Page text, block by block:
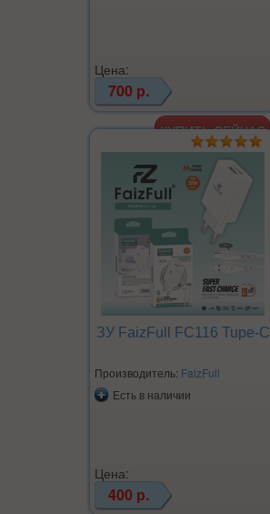
Цена:
700 р.
ЗУ FaizFull FC116 Tupe-C
Производитель: FaizFull
Есть в наличии
Цена:
400 р.